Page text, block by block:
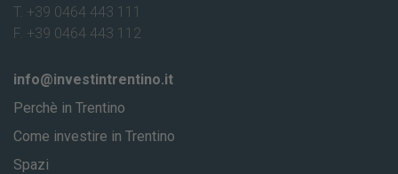
T. +39 0464 443 111
F. +39 0464 443 112
info@investintrentino.it
Perchè in Trentino
Come investire in Trentino
Spazi